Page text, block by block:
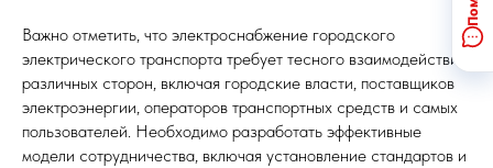
Важно отметить, что электроснабжение городского
электрического транспорта требует тесного взаимодействия
различных сторон, включая городские власти, поставщиков
электроэнергии, операторов транспортных средств и самых
пользователей. Необходимо разработать эффективные
модели сотрудничества, включая установление стандартов и